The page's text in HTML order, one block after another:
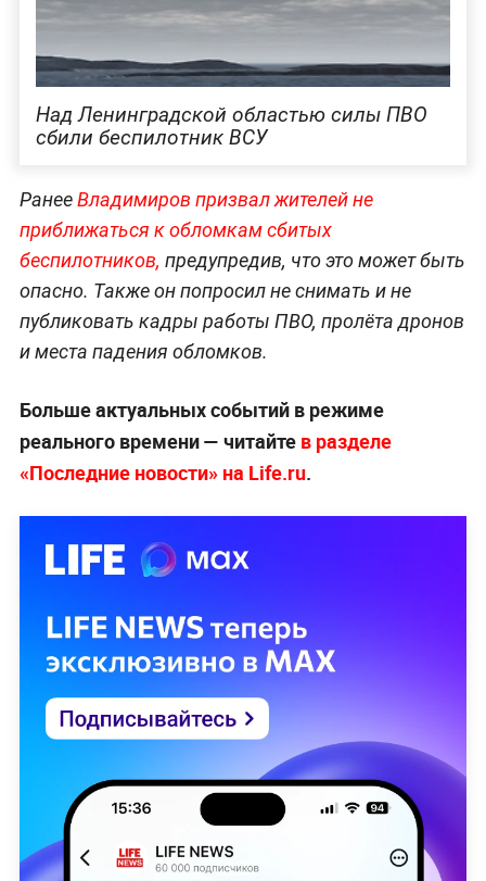
Над Ленинградской областью силы ПВО
сбили беспилотник ВСУ
РанееВладимиров призвал жителей не
приближаться к обломкам сбитых
беспилотников, предупредив, что это может быть
опасно. Также он попросил не снимать и не
публиковать кадры работы ПВО, пролёта дронов
и места падения обломков.
Больше актуальных событий в режиме
реального времени — читайте в разделе
«Последние новости» на Life.ru.